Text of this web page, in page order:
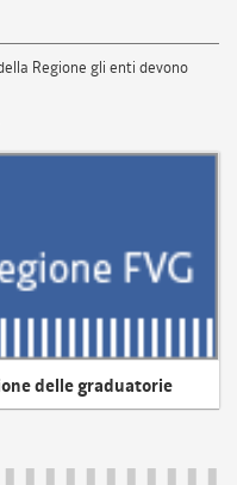
Regione gli enti devono
delle graduatorie